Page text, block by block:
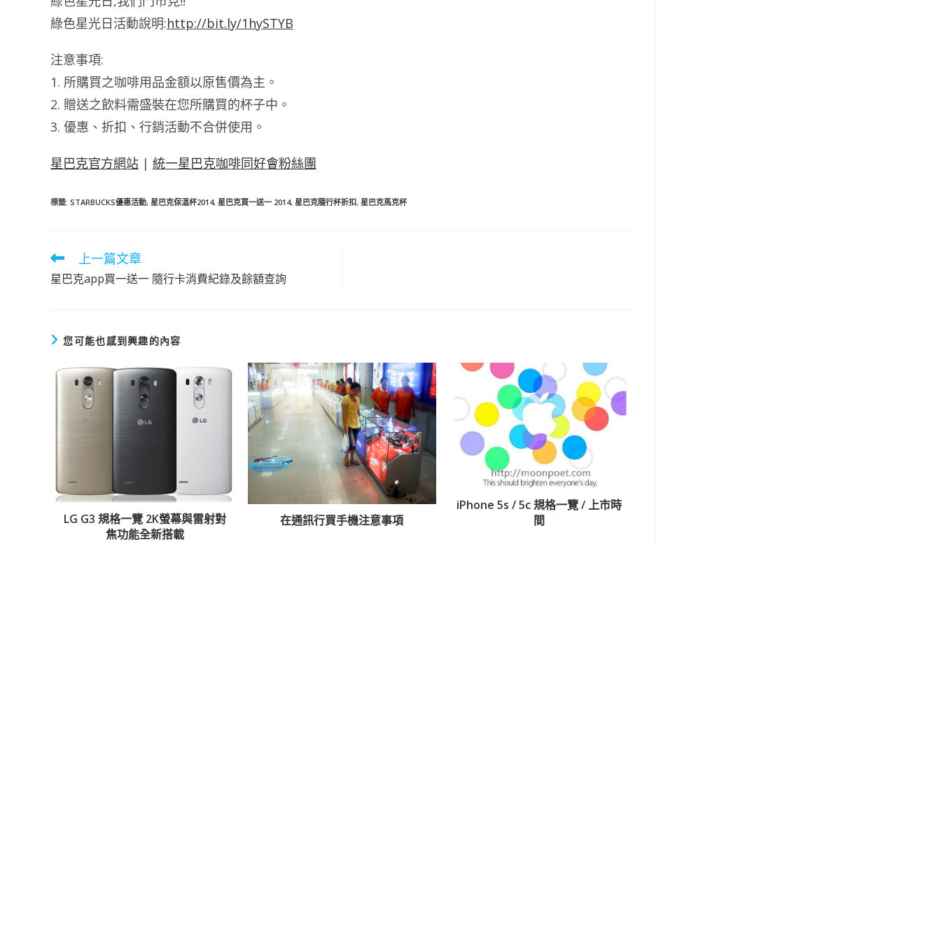
綠色星光日活動說明:http://bit.ly/1hySTYB
注意事項:
1. 所購買之咖啡用品金額以原售價為主。
2. 贈送之飲料需盛裝在您所購買的杯子中。
3. 優惠、折扣、行銷活動不合併使用。
星巴克官方網站 | 統一星巴克咖啡同好會粉絲團
標籤: STARBUCKS優惠活動, 星巴克保溫杯2014, 星巴克買一送一 2014, 星巴克隨行杯折扣, 星巴克馬克杯
閱
讀
更
上一篇文章
星巴克app買一送一 隨行卡消費紀錄及餘額查詢
您可能也感到興趣的內容
LG G3 規格一覽 2K螢幕與雷射對
焦功能全新搭載
在通訊行買手機注意事項
iPhone 5s / 5c 規格一覽 / 上市時
間